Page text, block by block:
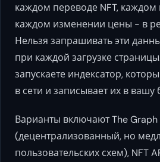
каждом переводе NFT,
каждом изменении цены - в
Нельзя запрашивать эти
при каждой загрузке
запускаете индексатор,
в сети и записывает их в вашу
Варианты включают The Graph
(децентрализованный, но
пользовательских схем), NFT